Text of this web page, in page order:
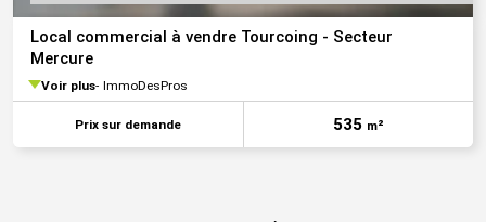
Local commercial à vendre Tourcoing - Secteur
Mercure
Voir plus ImmoDesPros
Prix sur demande 535 m²